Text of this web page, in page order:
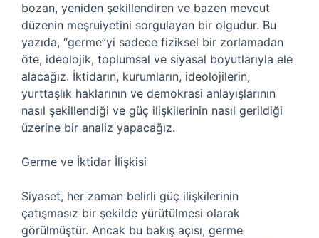
bozan, yeniden şekillendiren ve bazen mevcut
düzenin meşruiyetini sorgulayan bir olgudur. Bu
yazıda, “germe”yi sadece fiziksel bir zorlamadan
öte, ideolojik, toplumsal ve siyasal boyutlarıyla ele
alacağız. İktidarın, kurumların, ideolojilerin,
yurttaşlık haklarının ve demokrasi anlayışlarının
nasıl şekillendiği ve güç ilişkilerinin nasıl gerildiği
üzerine bir analiz yapacağız.
Germe ve İktidar İlişkisi
Siyaset, her zaman belirli güç ilişkilerinin
çatışmasız bir şekilde yürütülmesi olarak
görülmüştür. Ancak bu bakış açısı, germe